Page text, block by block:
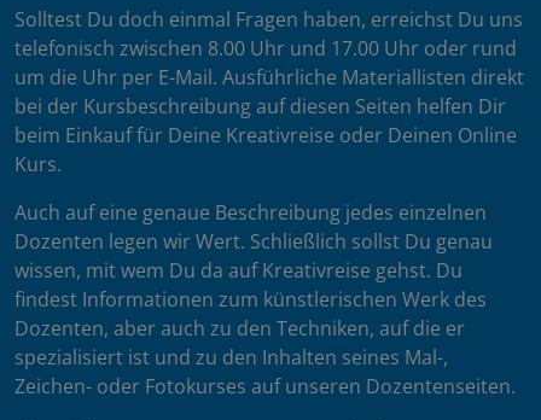
Solltest Du doch einmal Fragen haben, erreichst Du uns
telefonisch zwischen 8.00 Uhr und 17.00 Uhr oder rund
um die Uhr per E-Mail. Ausführliche Materiallisten direkt
bei der Kursbeschreibung auf diesen Seiten helfen Dir
beim Einkauf für Deine Kreativreise oder Deinen Online
Kurs.
Auch auf eine genaue Beschreibung jedes einzelnen
Dozenten legen wir Wert. Schließlich sollst Du genau
wissen, mit wem Du da auf Kreativreise gehst. Du
findest Informationen zum künstlerischen Werk des
Dozenten, aber auch zu den Techniken, auf die er
spezialisiert ist und zu den Inhalten seines Mal-,
Zeichen- oder Fotokurses auf unseren Dozentenseiten.